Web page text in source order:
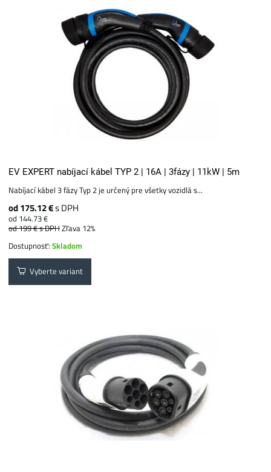
EV EXPERT nabíjací kábel TYP 2 | 16A | 3fázy | 11kW | 5m
Nabíjací kábel 3 fázy Typ 2 je určený pre všetky vozidlá s...
od 175.12 €s DPH
od 144.73 €
od 199 €s DPHZľava 12%
Dostupnosť:Skladom
Vyberte variant